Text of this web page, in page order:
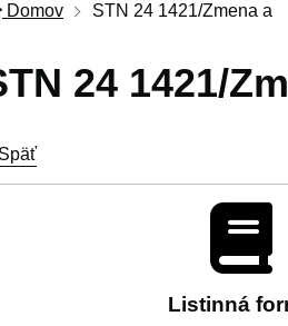
Domov STN 24 1421/Zmena a
24 1421/
Späť
Listinná